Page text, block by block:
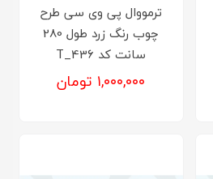
ترمووال پی وی سی طرح
چوب رنگ زرد طول 280
سانت کد T_436
۱,۰۰۰,۰۰۰ تومان